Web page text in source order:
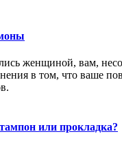
женщиной, вам,
в том, что ваше
или прокладка?